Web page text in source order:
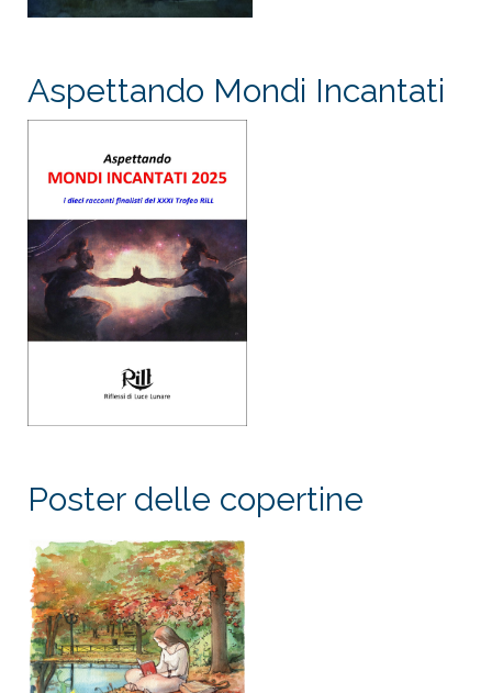
Aspettando Mondi Incantati
Poster delle copertine